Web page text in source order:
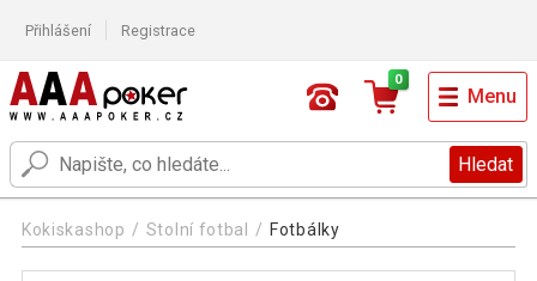
Přihlášení Registrace
Hledat
0
Menu
Kokiskashop Stolní fotbal Fotbálky